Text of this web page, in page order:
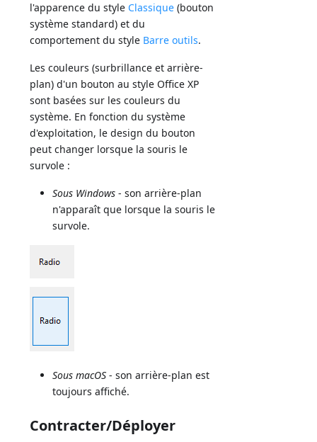
l'apparence du style Classique (bouton
système standard) et du
comportement du style Barre outils.
Les couleurs (surbrillance et arrière-
plan) d'un bouton au style Office XP
sont basées sur les couleurs du
système. En fonction du système
d'exploitation, le design du bouton
peut changer lorsque la souris le
survole :
Sous Windows - son arrière-plan
n'apparaît que lorsque la souris le
survole.
Sous macOS - son arrière-plan est
toujours affiché.
Contracter/Déployer